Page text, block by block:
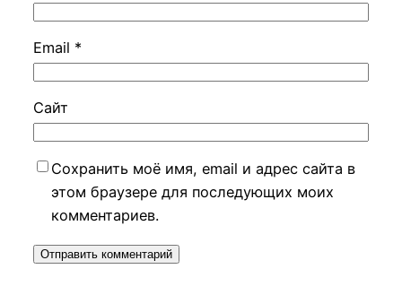
Email *
Сайт
Сохранить моё имя, email и адрес сайта в
этом браузере для последующих моих
комментариев.